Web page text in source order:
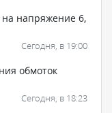
напряжение 6,
Сегодня, в 19:00
обмоток
Сегодня, в 18:23